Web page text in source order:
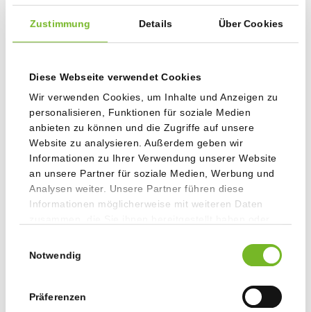
Zustimmung Details Über Cookies
Diese Webseite verwendet Cookies
Wir verwenden Cookies, um Inhalte und Anzeigen zu
personalisieren, Funktionen für soziale Medien
anbieten zu können und die Zugriffe auf unsere
Website zu analysieren. Außerdem geben wir
Informationen zu Ihrer Verwendung unserer Website
an unsere Partner für soziale Medien, Werbung und
Analysen weiter. Unsere Partner führen diese
Informationen möglicherweise mit weiteren Daten
gesammelt haben.
Notwendig
Präferenzen
BINDEARTEN